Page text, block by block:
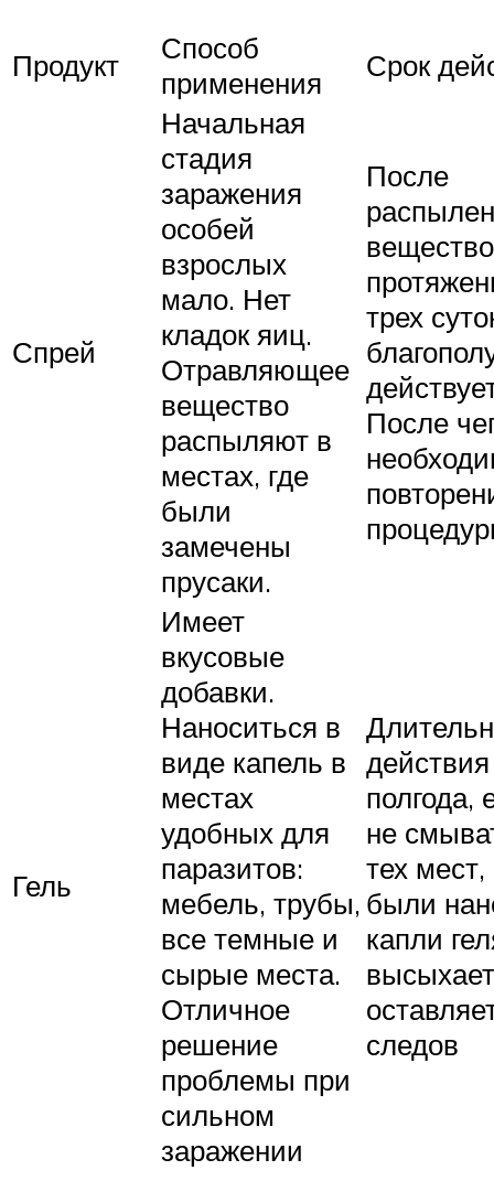
Продукт
Способ
применения
Срок
Спрей
Начальная
стадия
заражения
особей
взрослых
мало. Нет
кладок яиц.
Отравляющее
вещество
распыляют в
местах, где
были
замечены
прусаки.
После
трех
После
Гель
Имеет
вкусовые
добавки.
Наноситься в
виде капель в
местах
удобных для
паразитов:
мебель, трубы,
все темные и
сырые места.
Отличное
решение
проблемы при
сильном
заражении
действия
полгода,
не
тех мест,
были
капли
следов